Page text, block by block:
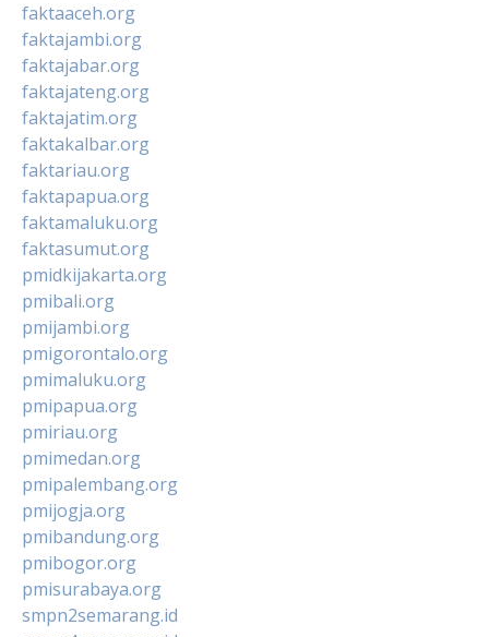
faktaaceh.org
faktajambi.org
faktajabar.org
faktajateng.org
faktajatim.org
faktakalbar.org
faktariau.org
faktapapua.org
faktamaluku.org
faktasumut.org
pmidkijakarta.org
pmibali.org
pmijambi.org
pmigorontalo.org
pmimaluku.org
pmipapua.org
pmiriau.org
pmimedan.org
pmipalembang.org
pmijogja.org
pmibandung.org
pmibogor.org
pmisurabaya.org
smpn2semarang.id